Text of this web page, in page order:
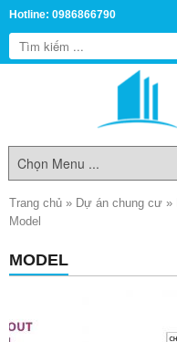
Hotline: 0986866790
Trang chủ » Dự án chung cư »
Model
MODEL